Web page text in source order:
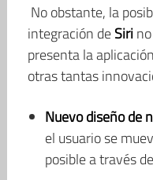
No obstante, la
integración deSirino
presenta la
otras tantas
Nuevo diseño de
el usuario se
posible a través